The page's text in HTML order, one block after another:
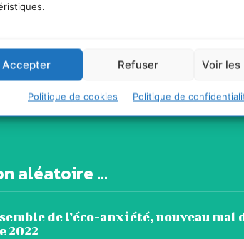
Accepter Refuser Voir
Politique de cookies Politique de
Fans
aléatoire ...
de l’éco-anxiété, nouveau mal
2022